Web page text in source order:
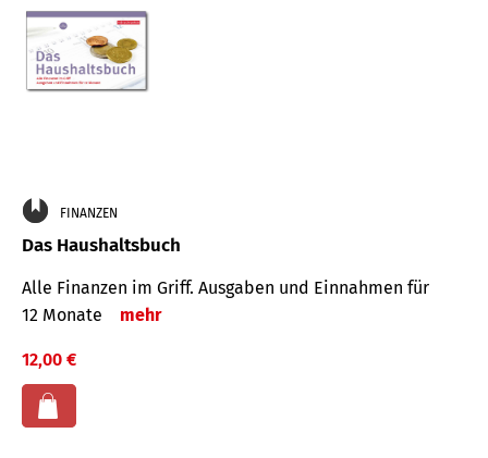
FINANZEN
Das Haushaltsbuch
Alle Finanzen im Griff. Aus­gaben und Ein­nahmen für
12 Monate
mehr
12,00 €